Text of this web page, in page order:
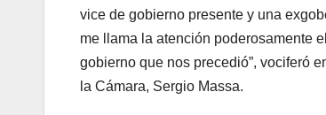
vice de gobierno presente y una
me llama la atención poderosamente
gobierno que nos precedió”, vociferó
la Cámara, Sergio Massa.